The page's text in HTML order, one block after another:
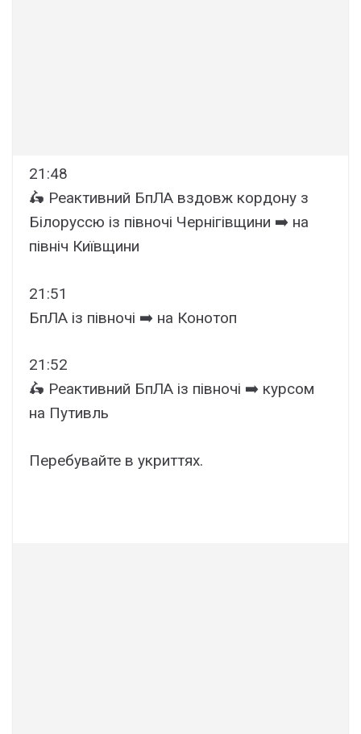
21:48
🛵 Реактивний БпЛА вздовж кордону з
Білоруссю із півночі Чернігівщини ➡️ на
північ Київщини
21:51
БпЛА із півночі ➡️ на Конотоп
21:52
🛵 Реактивний БпЛА із півночі ➡️ курсом
на Путивль
Перебувайте в укриттях.